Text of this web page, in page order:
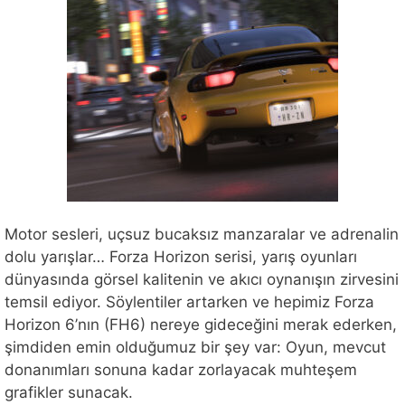
Motor sesleri, uçsuz bucaksız manzaralar ve adrenalin
dolu yarışlar… Forza Horizon serisi, yarış oyunları
dünyasında görsel kalitenin ve akıcı oynanışın zirvesini
temsil ediyor. Söylentiler artarken ve hepimiz Forza
Horizon 6’nın (FH6) nereye gideceğini merak ederken,
şimdiden emin olduğumuz bir şey var: Oyun, mevcut
donanımları sonuna kadar zorlayacak muhteşem
grafikler sunacak.